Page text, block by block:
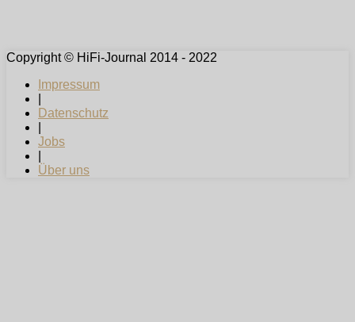
Copyright © HiFi-Journal 2014 - 2022
Impressum
Datenschutz
Jobs
Über uns